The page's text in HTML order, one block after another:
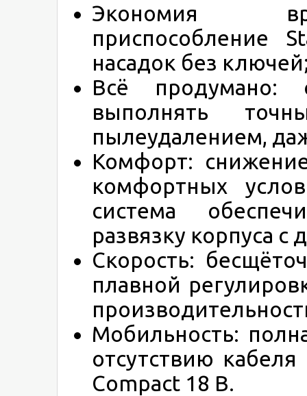
Экономия
приспособление
насадок без
Всё продумано:
выполнять
пылеудалением,
Комфорт:
комфортных
система
развязку корпуса с
Скорость:
плавной
Мобильность:
отсутствию
Compact 18 В.